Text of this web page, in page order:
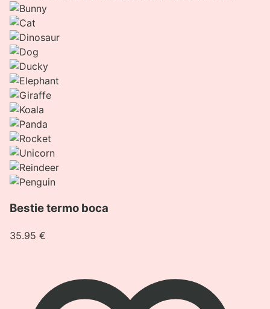
proizvod
Bestie
termo
boca
Bestie termo boca
35.95 €